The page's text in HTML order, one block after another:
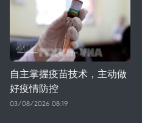
自主掌握疫苗技术，主动做
好疫情防控
03/08/2026 08:19